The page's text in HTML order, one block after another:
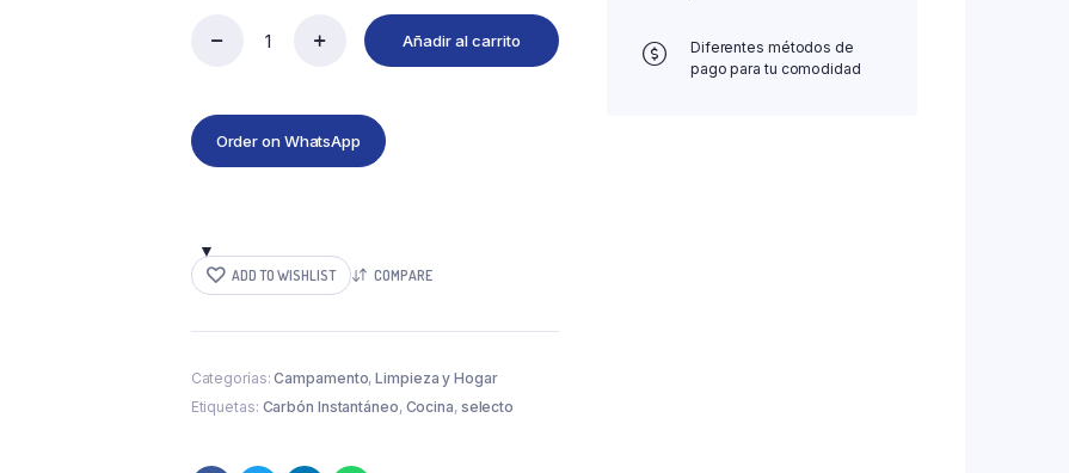
Añadir al carrito
Order on WhatsApp
ADD TO WISHLIST COMPARE
Categorías:Campamento,Limpieza y Hogar
Etiquetas: Carbón Instantáneo, Cocina, selecto
Diferentes métodos de
pago para tu comodidad